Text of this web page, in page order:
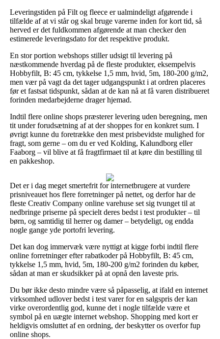
Leveringstiden på Filt og fleece er ualmindeligt afgørende i
tilfælde af at vi står og skal bruge varerne inden for kort tid, så
herved er det fuldkommen afgørende at man checker den
estimerede leveringsdato for det respektive produkt.
En stor portion webshops stiller udsigt til levering på
næstkommende hverdag på de fleste produkter, eksempelvis
Hobbyfilt, B: 45 cm, tykkelse 1,5 mm, hvid, 5m, 180-200 g/m2,
men vær på vagt da det tager udgangspunkt i at ordren placeres
før et fastsat tidspunkt, sådan at de kan nå at få varen distribueret
forinden medarbejderne drager hjemad.
Indtil flere online shops præsterer levering uden beregning, men
tit under forudsætning af at der shoppes for en konkret sum. I
øvrigt kunne du foretrække den mest prisbevidste mulighed for
fragt, som gerne – om du er ved Kolding, Kalundborg eller
Faaborg – vil blive at få fragtfirmaet til at køre din bestilling til
en pakkeshop.
Det er i dag meget smertefrit for internetbrugere at vurdere
prisniveauet hos flere forretninger på nettet, og derfor har de
fleste Creativ Company online varehuse set sig tvunget til at
nedbringe priserne på specielt deres bedst i test produkter – til
børn, og samtidig til herrer og damer – betydeligt, og endda
nogle gange yde portofri levering.
Det kan dog immervæk være nyttigt at kigge forbi indtil flere
online forretninger efter rabatkoder på Hobbyfilt, B: 45 cm,
tykkelse 1,5 mm, hvid, 5m, 180-200 g/m2 forinden du køber,
sådan at man er skudsikker på at opnå den laveste pris.
Du bør ikke desto mindre være så påpasselig, at ifald en internet
virksomhed udlover bedst i test varer for en salgspris der kan
virke overordentlig god, kunne det i nogle tilfælde være et
symbol på en uægte internet webshop. Shopping med kort er
heldigvis omsluttet af en ordning, der beskytter os overfor fup
online shops.